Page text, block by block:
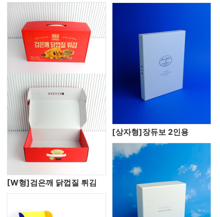
[W형]검은깨 닭껍질 튀김
[상자형]장듀보 2인용